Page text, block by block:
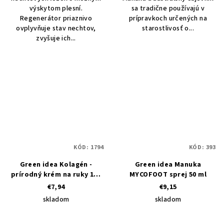
výskytom plesní.
Regenerátor priaznivo
ovplyvňuje stav nechtov,
zvyšuje ich...
sa tradične používajú v
prípravkoch určených na
starostlivosť o...
Green idea Kolagén -
prírodný krém na ruky 100
ml
€7,94
skladom
KÓD: 1794
Green idea Manuka
MYCOFOOT sprej 50 ml
€9,15
skladom
KÓD: 393